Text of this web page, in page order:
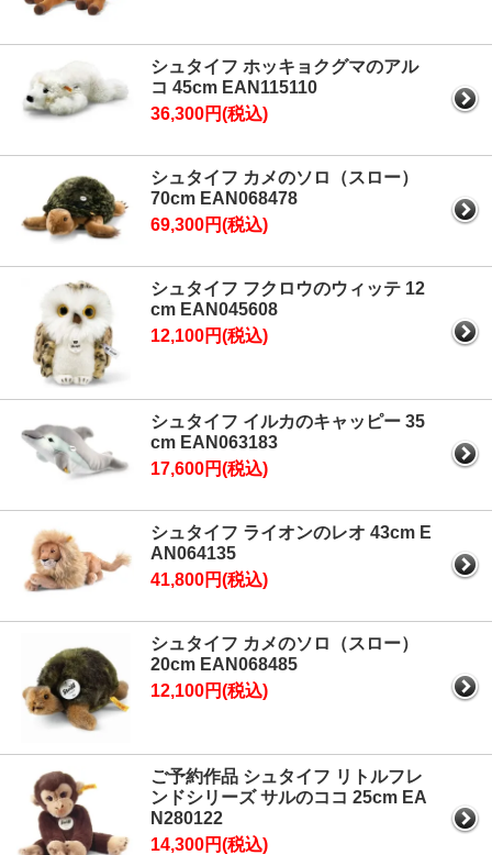
シュタイフ ホッキョクグマのアル
コ 45cm EAN115110
36,300円(税込)
シュタイフ カメのソロ（スロー）
70cm EAN068478
69,300円(税込)
シュタイフ フクロウのウィッテ 12
cm EAN045608
12,100円(税込)
シュタイフ イルカのキャッピー 35
cm EAN063183
17,600円(税込)
シュタイフ ライオンのレオ 43cm E
AN064135
41,800円(税込)
シュタイフ カメのソロ（スロー）
20cm EAN068485
12,100円(税込)
ご予約作品 シュタイフ リトルフレ
ンドシリーズ サルのココ 25cm EA
N280122
14,300円(税込)